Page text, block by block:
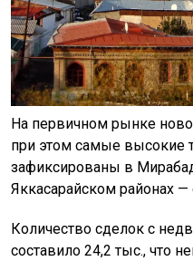
На первичном рынке
при этом самые высокие
зафиксированы в
Яккасарайском районах —
Количество сделок с
составило 24,2 тыс., что